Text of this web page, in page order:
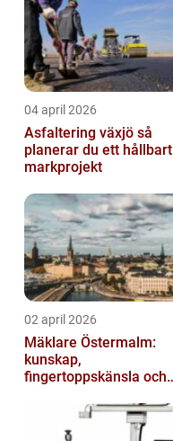
04 april 2026
Asfaltering växjö så
planerar du ett hållbart
markprojekt
02 april 2026
Mäklare Östermalm:
kunskap,
fingertoppskänsla och